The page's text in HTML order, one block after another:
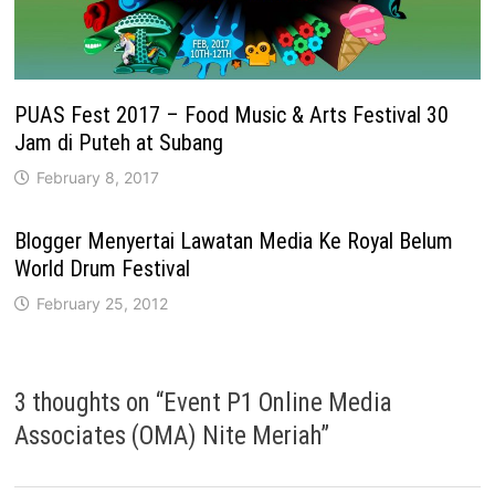
PUAS Fest 2017 – Food Music & Arts Festival 30
Jam di Puteh at Subang
February 8, 2017
Blogger Menyertai Lawatan Media Ke Royal Belum
World Drum Festival
February 25, 2012
3 thoughts on “Event P1 Online Media
Associates (OMA) Nite Meriah”